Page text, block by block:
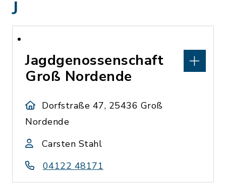
J
Jagdgenossenschaft
Groß Nordende
Dorfstraße 47, 25436 Groß
Nordende
Carsten Stahl
04122 48171